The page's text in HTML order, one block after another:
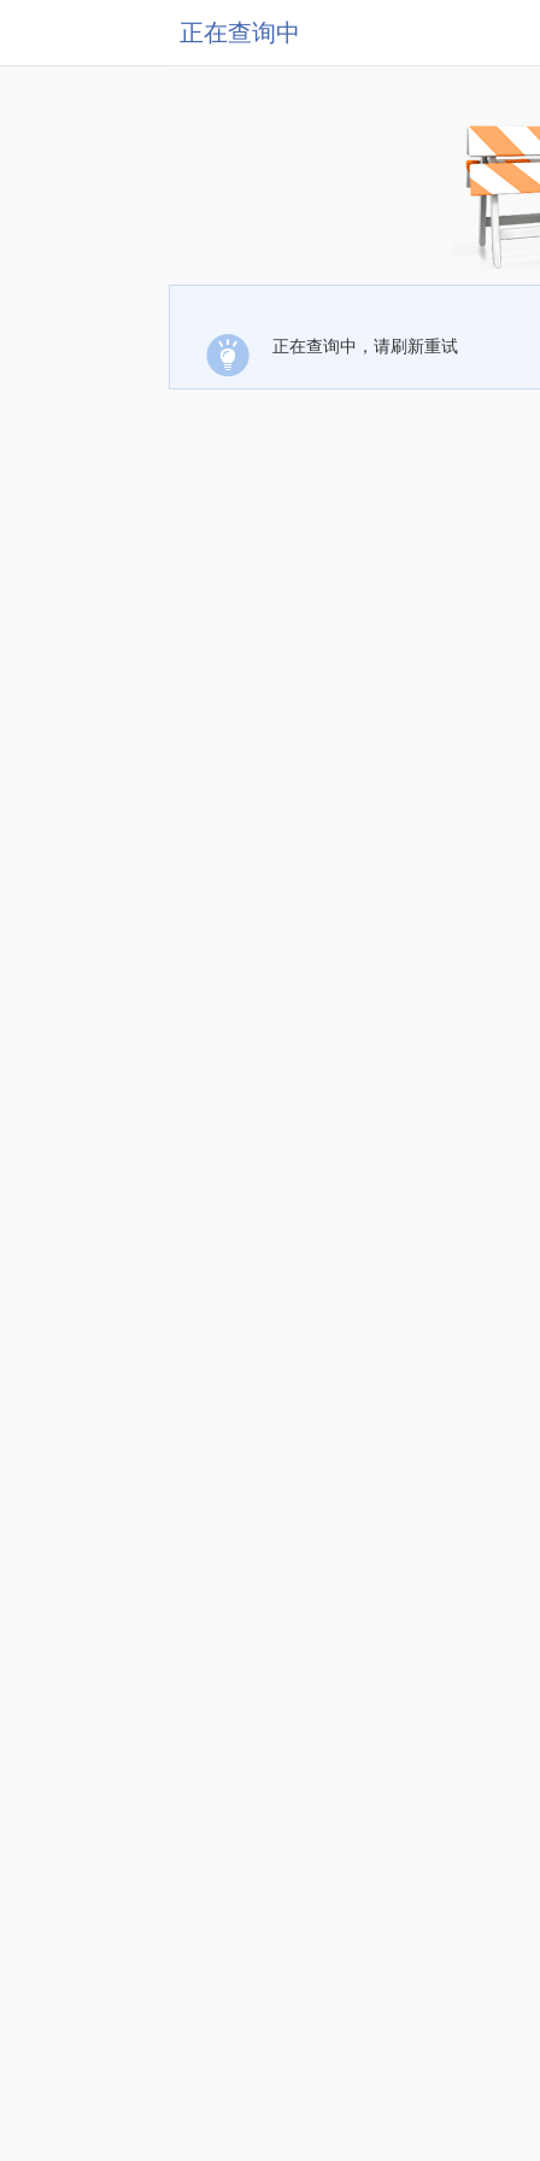
正在查询中
正在查询中，请刷新重试